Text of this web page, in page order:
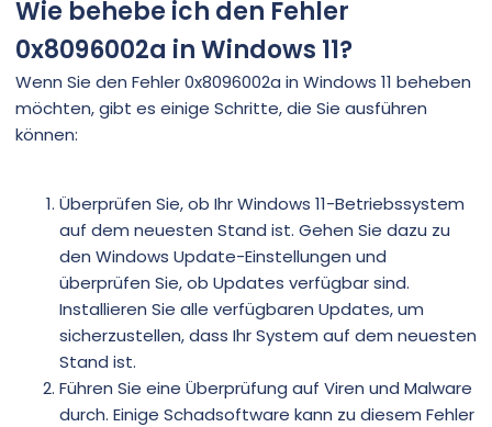
Wie behebe ich den Fehler
0x8096002a in Windows 11?
Wenn Sie den Fehler 0x8096002a in Windows 11 beheben
möchten, gibt es einige Schritte, die Sie ausführen
können:
Überprüfen Sie, ob Ihr Windows 11-Betriebssystem
auf dem neuesten Stand ist. Gehen Sie dazu zu
den Windows Update-Einstellungen und
überprüfen Sie, ob Updates verfügbar sind.
Installieren Sie alle verfügbaren Updates, um
sicherzustellen, dass Ihr System auf dem neuesten
Stand ist.
Führen Sie eine Überprüfung auf Viren und Malware
durch. Einige Schadsoftware kann zu diesem Fehler